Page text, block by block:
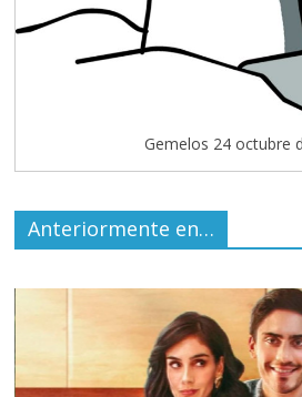
Gemelos 24 octubre
Anteriormente en…